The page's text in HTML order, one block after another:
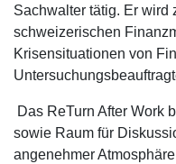
Sachwalter tätig. Er wird
schweizerischen
Krisensituationen von
Das ReTurn After Work
sowie Raum für
angenehmer